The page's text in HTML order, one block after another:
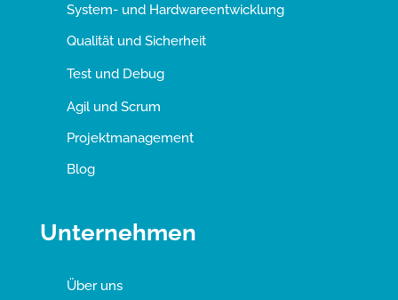
System- und Hardwareentwicklung
Qualität und Sicherheit
Test und Debug
Agil und Scrum
Projektmanagement
Blog
Unternehmen
Über uns